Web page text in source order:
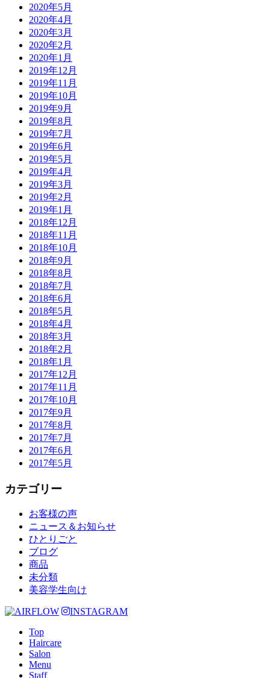
2020年5月
2020年4月
2020年3月
2020年2月
2020年1月
2019年12月
2019年11月
2019年10月
2019年9月
2019年8月
2019年7月
2019年6月
2019年5月
2019年4月
2019年3月
2019年2月
2019年1月
2018年12月
2018年11月
2018年10月
2018年9月
2018年8月
2018年7月
2018年6月
2018年5月
2018年4月
2018年3月
2018年2月
2018年1月
2017年12月
2017年11月
2017年10月
2017年9月
2017年8月
2017年7月
2017年6月
2017年5月
カテゴリー
お客様の声
ニュース＆お知らせ
ひとりごと
ブログ
商品
未分類
美容学生向け
INSTAGRAM
Top
Haircare
Salon
Menu
Staff